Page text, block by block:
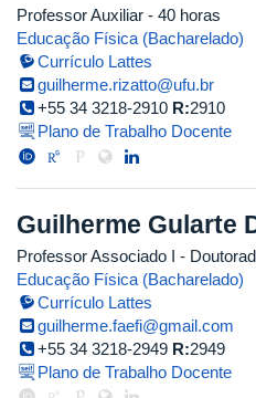
Professor Auxiliar - 40 horas
Educação Física (Bacharelado)
Currículo Lattes
guilherme.rizatto@ufu.br
+55 34 3218-2910 R:2910
Plano de Trabalho Docente
Guilherme Gularte
Professor Associado I -
Educação Física (Bacharelado)
Currículo Lattes
guilherme.faefi@gmail.com
+55 34 3218-2949 R:2949
Plano de Trabalho Docente